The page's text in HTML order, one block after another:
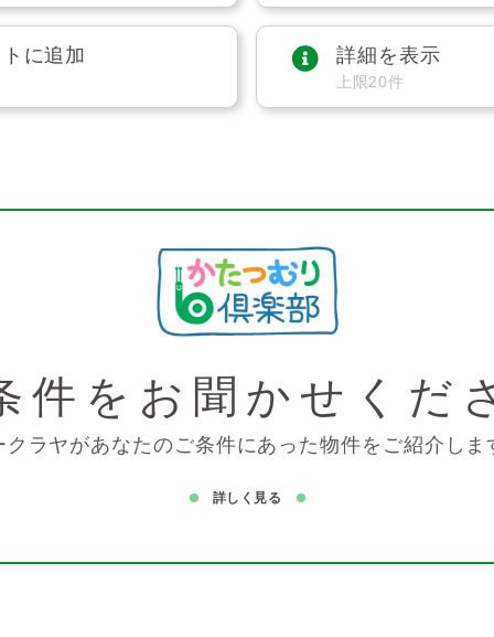
に追加 詳細を表示
上限20件
件を お聞かせくだ
クラヤがあなたのご条件にあった物件をご紹介しま
詳しく見る